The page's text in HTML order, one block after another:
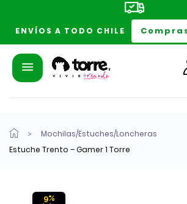
ENVÍOS A TODO CHILE
Mochilas/Estuches/Loncheras
Estuche Trento – Gamer 1 Torre
9%